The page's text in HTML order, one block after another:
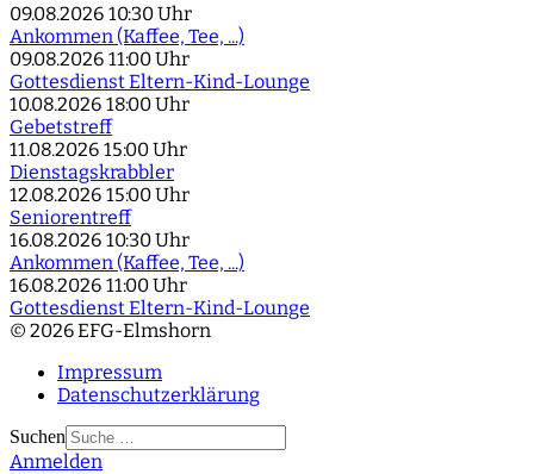
09.08.2026 10:30 Uhr
Ankommen (Kaffee, Tee, ...)
09.08.2026 11:00 Uhr
Gottesdienst Eltern-Kind-Lounge
10.08.2026 18:00 Uhr
Gebetstreff
11.08.2026 15:00 Uhr
Dienstagskrabbler
12.08.2026 15:00 Uhr
Seniorentreff
16.08.2026 10:30 Uhr
Ankommen (Kaffee, Tee, ...)
16.08.2026 11:00 Uhr
Gottesdienst Eltern-Kind-Lounge
© 2026 EFG-Elmshorn
Impressum
Datenschutzerklärung
Suchen
Type 2 or more
Anmelden